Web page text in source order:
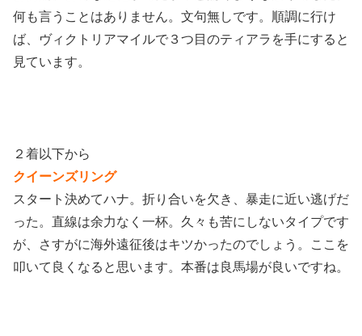
何も言うことはありません。文句無しです。順調に行け
ば、ヴィクトリアマイルで３つ目のティアラを手にすると
見ています。
２着以下から
クイーンズリング
スタート決めてハナ。折り合いを欠き、暴走に近い逃げだ
った。直線は余力なく一杯。久々も苦にしないタイプです
が、さすがに海外遠征後はキツかったのでしょう。ここを
叩いて良くなると思います。本番は良馬場が良いですね。